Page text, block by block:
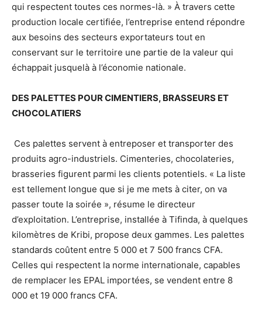
qui respectent toutes ces normes-là. » À travers cette
production locale certifiée, l’entreprise entend répondre
aux besoins des secteurs exportateurs tout en
conservant sur le territoire une partie de la valeur qui
échappait jusquelà à l’économie nationale.
DES PALETTES POUR CIMENTIERS, BRASSEURS ET
CHOCOLATIERS
Ces palettes servent à entreposer et transporter des
produits agro-industriels. Cimenteries, chocolateries,
brasseries figurent parmi les clients potentiels. « La liste
est tellement longue que si je me mets à citer, on va
passer toute la soirée », résume le directeur
d’exploitation. L’entreprise, installée à Tifinda, à quelques
kilomètres de Kribi, propose deux gammes. Les palettes
standards coûtent entre 5 000 et 7 500 francs CFA.
Celles qui respectent la norme internationale, capables
de remplacer les EPAL importées, se vendent entre 8
000 et 19 000 francs CFA.